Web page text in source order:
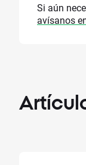
Si aún
avísanos